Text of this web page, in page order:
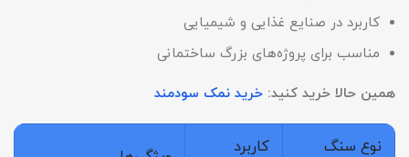
کاربرد در صنایع غذایی و شیمیایی
مناسب برای پروژه‌های بزرگ ساختمانی
همین حالا خرید کنید: خرید نمک سودمند
نوع سنگ کاربرد